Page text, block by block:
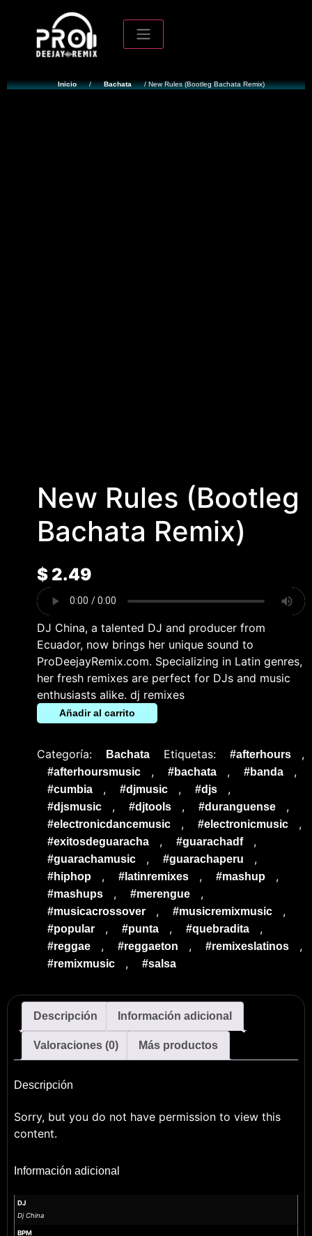
Inicio / Bachata / New Rules (Bootleg Bachata Remix)
New Rules (Bootleg
Bachata Remix)
$2.49
DJ China, a talented DJ and producer from
Ecuador, now brings her unique sound to
ProDeejayRemix.com. Specializing in Latin genres,
her fresh remixes are perfect for DJs and music
enthusiasts alike. dj remixes
Añadir al carrito
Categoría: Bachata Etiquetas: #afterhours ,
#afterhoursmusic , #bachata , #banda ,
#cumbia , #djmusic , #djs ,
#djsmusic , #djtools , #duranguense ,
#electronicdancemusic , #electronicmusic ,
#exitosdeguaracha , #guarachadf ,
#guarachamusic , #guarachaperu ,
#hiphop , #latinremixes , #mashup ,
#mashups , #merengue ,
#musicacrossover , #musicremixmusic ,
#popular , #punta , #quebradita ,
#reggae , #reggaeton , #remixeslatinos ,
#remixmusic , #salsa
Descripción Información adicional
Valoraciones (0) Más productos
Descripción
Sorry, but you do not have permission to view this
content.
Información adicional
DJ
Dj China
BPM